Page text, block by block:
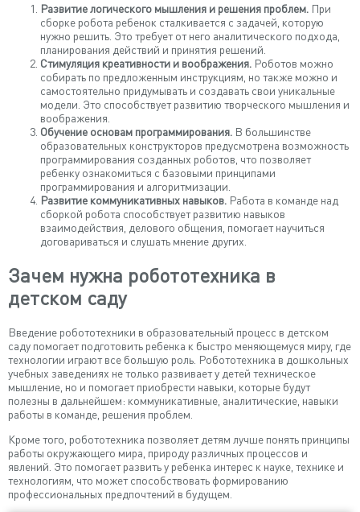
Развитие логического мышления и решения проблем. При
сборке робота ребенок сталкивается с задачей, которую
нужно решить. Это требует от него аналитического подхода,
планирования действий и принятия решений.
Стимуляция креативности и воображения. Роботов можно
собирать по предложенным инструкциям, но также можно и
самостоятельно придумывать и создавать свои уникальные
модели. Это способствует развитию творческого мышления и
воображения.
Обучение основам программирования. В большинстве
образовательных конструкторов предусмотрена возможность
программирования созданных роботов, что позволяет
ребенку ознакомиться с базовыми принципами
программирования и алгоритмизации.
Развитие коммуникативных навыков. Работа в команде над
сборкой робота способствует развитию навыков
взаимодействия, делового общения, помогает научиться
договариваться и слушать мнение других.
Зачем нужна робототехника в
детском саду
Введение робототехники в образовательный процесс в детском
саду помогает подготовить ребенка к быстро меняющемуся миру, где
технологии играют все большую роль. Робототехника в дошкольных
учебных заведениях не только развивает у детей техническое
мышление, но и помогает приобрести навыки, которые будут
полезны в дальнейшем: коммуникативные, аналитические, навыки
работы в команде, решения проблем.
Кроме того, робототехника позволяет детям лучше понять принципы
работы окружающего мира, природу различных процессов и
явлений. Это помогает развить у ребенка интерес к науке, технике и
технологиям, что может способствовать формированию
профессиональных предпочтений в будущем.